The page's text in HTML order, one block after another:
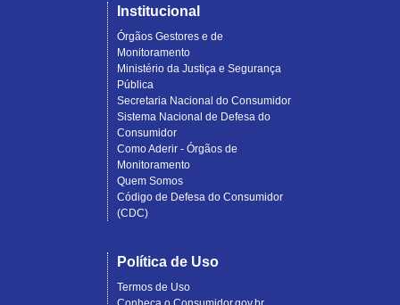
Institucional
Órgãos Gestores e de
Monitoramento
Ministério da Justiça e Segurança
Pública
Secretaria Nacional do Consumidor
Sistema Nacional de Defesa do
Consumidor
Como Aderir - Órgãos de
Monitoramento
Quem Somos
Código de Defesa do Consumidor
(CDC)
Política de Uso
Termos de Uso